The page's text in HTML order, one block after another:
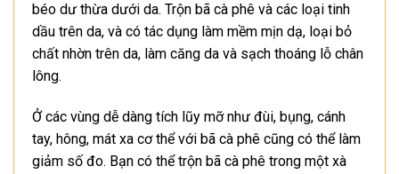
béo dư thừa dưới da. Trộn bã cà phê và các loại tinh
dầu trên da, và có tác dụng làm mềm mịn dạ, loại bỏ
chất nhờn trên da, làm căng da và sạch thoáng lỗ chân
lông.
Ở các vùng dễ dàng tích lũy mỡ như đùi, bụng, cánh
tay, hông, mát xa cơ thể với bã cà phê cũng có thể làm
giảm số đo. Bạn có thể trộn bã cà phê trong một xà